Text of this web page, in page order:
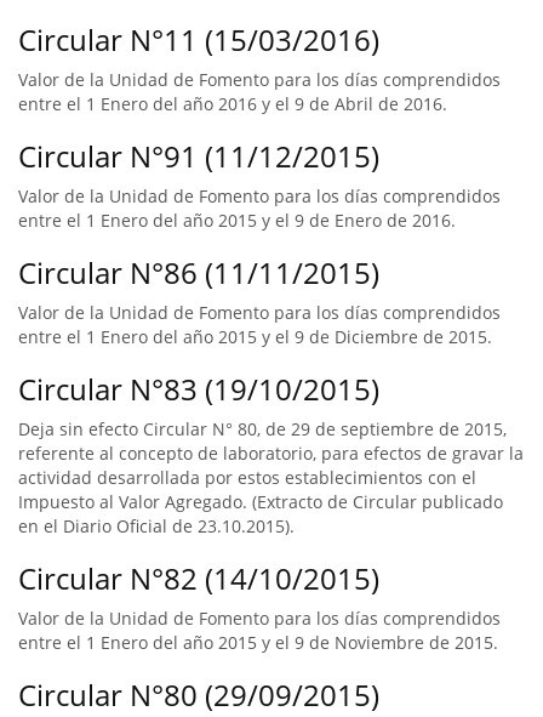
Circular N°11 (15/03/2016)
Valor de la Unidad de Fomento para los días comprendidos
entre el 1 Enero del año 2016 y el 9 de Abril de 2016.
Circular N°91 (11/12/2015)
Valor de la Unidad de Fomento para los días comprendidos
entre el 1 Enero del año 2015 y el 9 de Enero de 2016.
Circular N°86 (11/11/2015)
Valor de la Unidad de Fomento para los días comprendidos
entre el 1 Enero del año 2015 y el 9 de Diciembre de 2015.
Circular N°83 (19/10/2015)
Deja sin efecto Circular N° 80, de 29 de septiembre de 2015,
referente al concepto de laboratorio, para efectos de gravar la
actividad desarrollada por estos establecimientos con el
Impuesto al Valor Agregado. (Extracto de Circular publicado
en el Diario Oficial de 23.10.2015).
Circular N°82 (14/10/2015)
Valor de la Unidad de Fomento para los días comprendidos
entre el 1 Enero del año 2015 y el 9 de Noviembre de 2015.
Circular N°80 (29/09/2015)